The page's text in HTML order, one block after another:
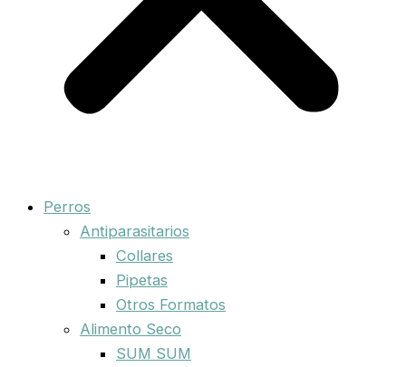
Perros
Antiparasitarios
Collares
Pipetas
Otros Formatos
Alimento Seco
SUM SUM